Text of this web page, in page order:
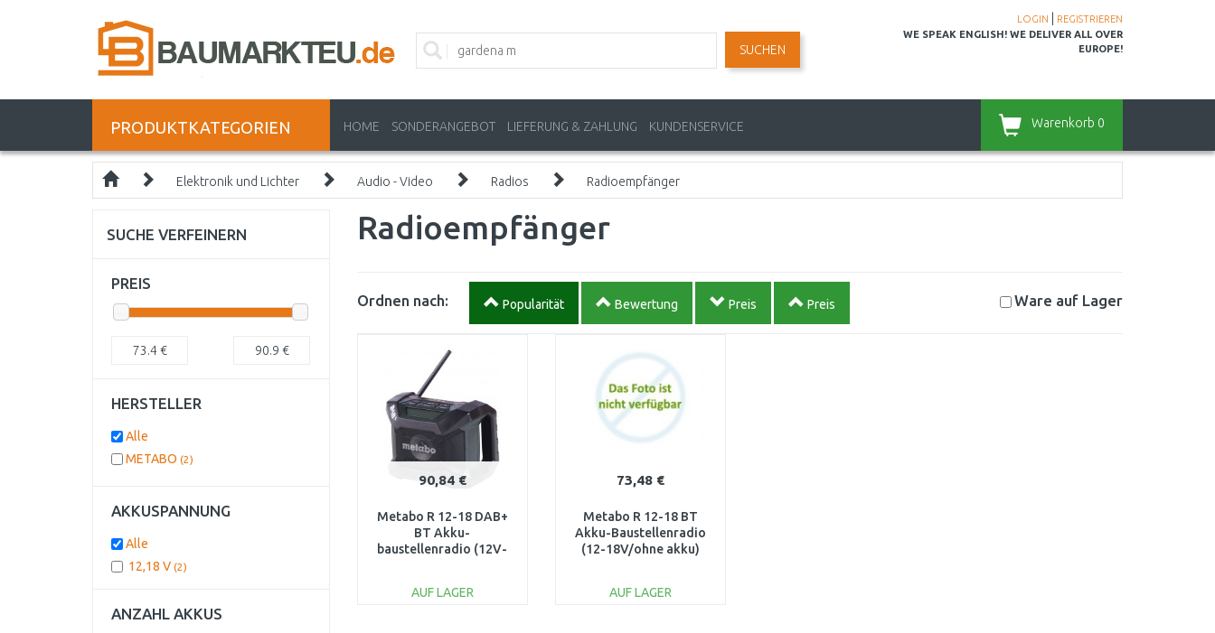
LOGIN
REGISTRIEREN
WE SPEAK ENGLISH! WE DELIVER ALL OVER
EUROPE!
SUCHEN
PRODUKTKATEGORIEN HOME SONDERANGEBOT LIEFERUNG & ZAHLUNG KUNDENSERVICE Warenkorb 0
Elektronik und Lichter Audio - Video Radios Radioempfänger
Radioempfänger
Ordnen nach: Popularität Bewertung Preis Preis Ware auf Lager
90,84 €
Metabo R 12-18 DAB+
BT Akku-
baustellenradio (12V-
AUF LAGER
73,48 €
Metabo R 12-18 BT
Akku-Baustellenradio
(12-18V/ohne akku)
AUF LAGER
SUCHE VERFEINERN
PREIS
73.4€ 90.9 €
HERSTELLER
Alle
METABO (2)
AKKUSPANNUNG
Alle
12,18 V (2)
ANZAHL AKKUS